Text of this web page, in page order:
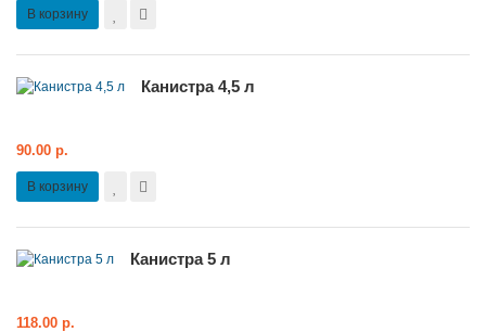
В корзину
Канистра 4,5 л
90.00 р.
В корзину
Канистра 5 л
118.00 р.